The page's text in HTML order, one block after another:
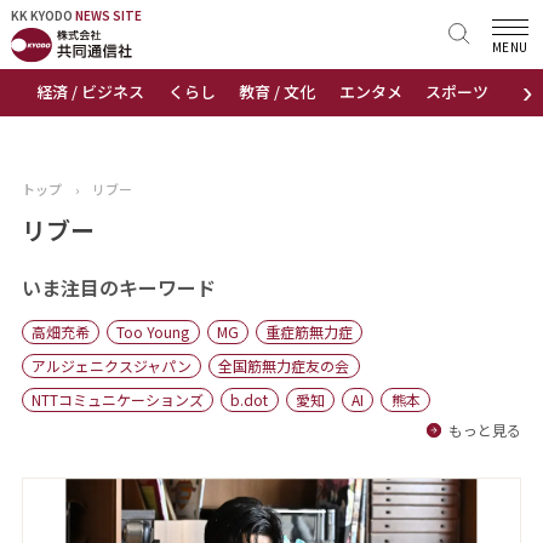
KK KYODO NEWS SITE
›
経済 / ビジネス くらし 教育 / 文化 エンタメ スポーツ 地域
MENU
KK KYODONEWS SITE
トップページ
ニュース
おすすめコンテンツ
出版物
会社概要
トップ › リブー
リブー
いま注目のキーワード
高畑充希 Too Young MG
重症筋無力症
アルジェニクスジャパン
全国筋無力症友の会
NTTコミュニケーションズ
b.dot 愛知 AI
熊本
もっと見る